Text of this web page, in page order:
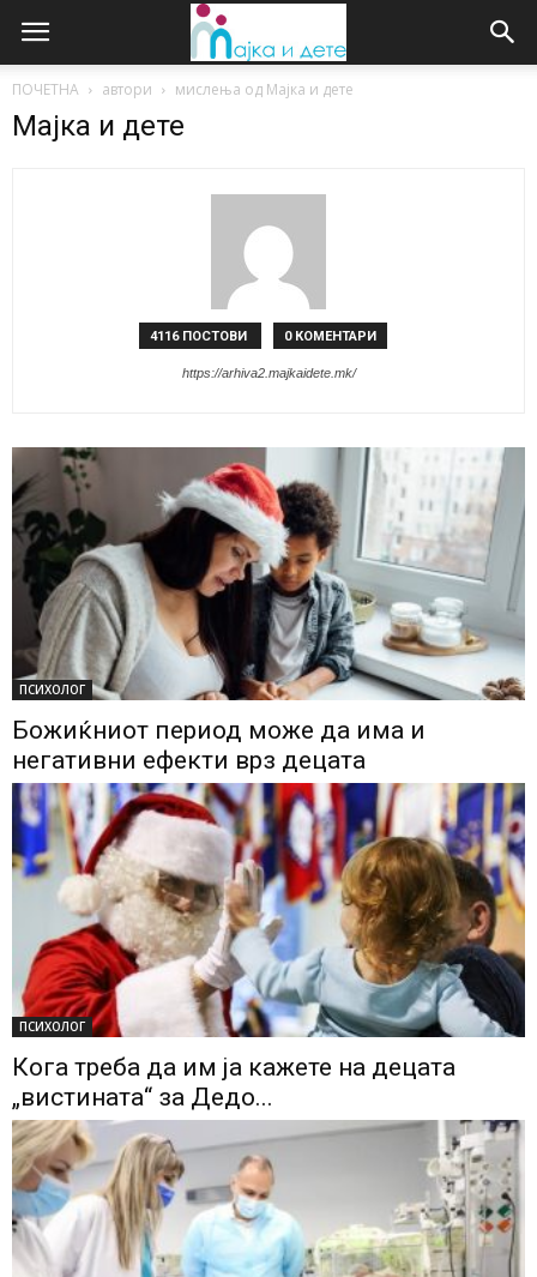
ПОЧЕТНА автори мислења од Мајка и дете
Мајка и дете
4116 ПОСТОВИ 0 КОМЕНТАРИ
https://arhiva2.majkaidete.mk/
ПСИХОЛОГ
Божиќниот период може да има и
негативни ефекти врз децата
ПСИХОЛОГ
Кога треба да им ја кажете на децата
„вистината“ за Дедо...